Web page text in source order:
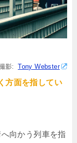
影: Tony Webster
方面を指してい
向かう列車を指